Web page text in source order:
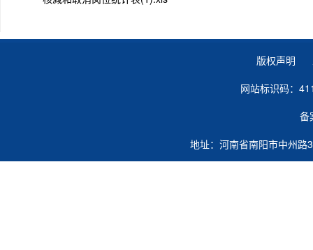
版权声明
网站标识码：
备
地址：河南省南阳市中州